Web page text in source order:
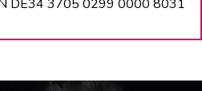
DE34 3705 0299 0000 8031